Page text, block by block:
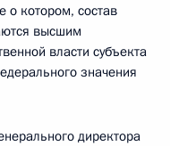
котором, состав
высшим
власти субъекта
значения
директора